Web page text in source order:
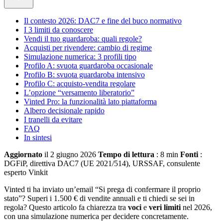
Il contesto 2026: DAC7 e fine del buco normativo
I 3 limiti da conoscere
Vendi il tuo guardaroba: quali regole?
Acquisti per rivendere: cambio di regime
Simulazione numerica: 3 profili tipo
Profilo A: svuota guardaroba occasionale
Profilo B: svuota guardaroba intensivo
Profilo C: acquisto-vendita regolare
L’opzione “versamento liberatorio”
Vinted Pro: la funzionalità lato piattaforma
Albero decisionale rapido
I tranelli da evitare
FAQ
In sintesi
Aggiornato il 2 giugno 2026 Tempo di lettura : 8 min Fonti :
DGFiP, direttiva DAC7 (UE 2021/514), URSSAF, consulente
esperto Vinkit
Vinted ti ha inviato un’email “Si prega di confermare il proprio
stato”? Superi i 1.500 € di vendite annuali e ti chiedi se sei in
regola? Questo articolo fa chiarezza tra voci e veri limiti nel 2026,
con una simulazione numerica per decidere concretamente.